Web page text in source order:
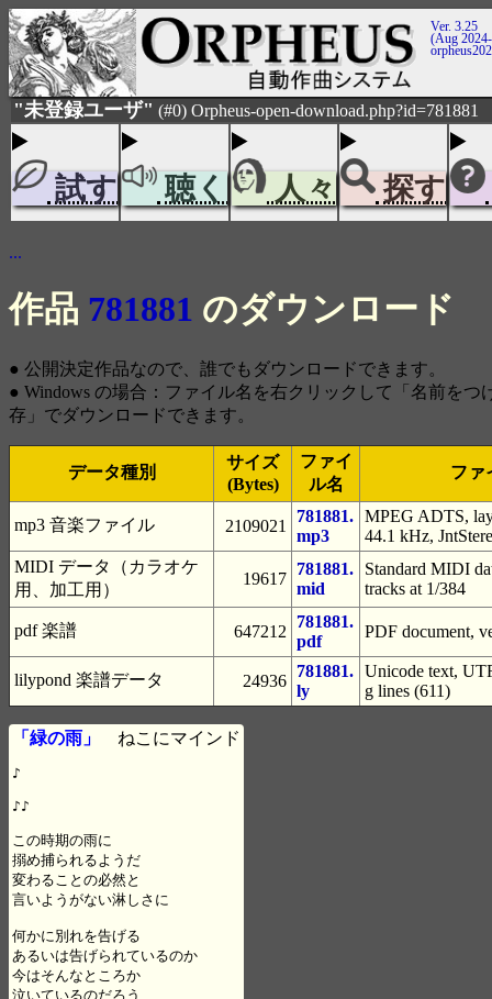
Ver. 3.25
(Aug
"未登録ユーザ" (#0) Orpheus-open-download.php?id=781881
試す 聴く 人々 探す
...
作品 781881 のダウンロード
● 公開決定作品なので、誰でもダウンロードできます。
● Windows の場合：ファイル名を右クリックして「名前をつ
存」でダウンロードできます。
データ種別
サイズ
(Bytes)
ファイ
ル名
ファ
mp3 音楽ファイル 2109021
781881.
mp3
MPEG ADTS,
44.1 kHz,
MIDI データ（カラオケ
用、加工用）
19617
781881.
mid
Standard MIDI
tracks at 1/384
pdf 楽譜 647212
781881.
pdf
PDF document,
lilypond 楽譜データ 24936
781881.
ly
Unicode text,
g lines (611)
「緑の雨」 ねこにマインド
♪
♪♪
この時期の雨に
搦め捕られるようだ
変わることの必然と
言いようがない淋しさに
何かに別れを告げる
あるいは告げられているのか
今はそんなところか
泣いているのだろう